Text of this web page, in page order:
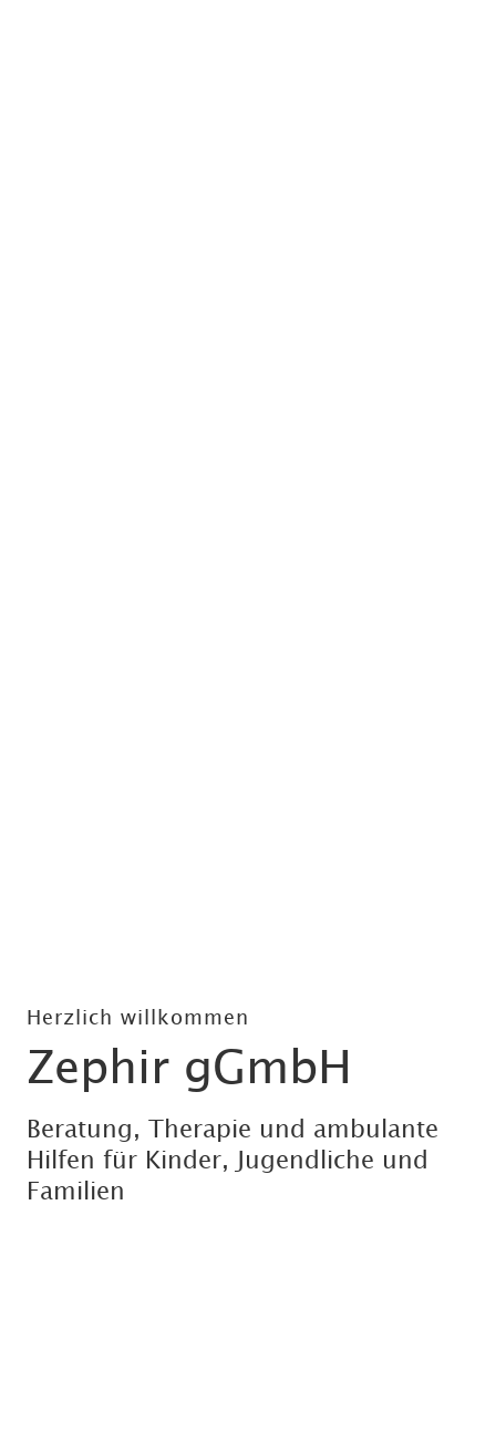
Herzlich willkommen
Zephir gGmbH
Beratung, Therapie und ambulante
Hilfen für Kinder, Jugendliche und
Familien